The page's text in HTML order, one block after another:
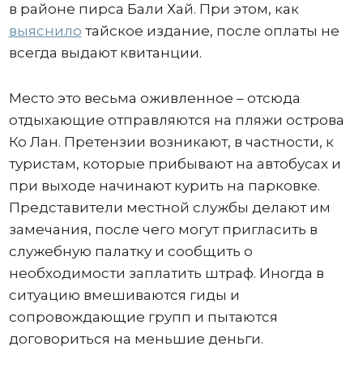
в районе пирса Бали Хай. При этом, как
выяснило тайское издание, после оплаты не
всегда выдают квитанции.
Место это весьма оживленное – отсюда
отдыхающие отправляются на пляжи острова
Ко Лан. Претензии возникают, в частности, к
туристам, которые прибывают на автобусах и
при выходе начинают курить на парковке.
Представители местной службы делают им
замечания, после чего могут пригласить в
служебную палатку и сообщить о
необходимости заплатить штраф. Иногда в
ситуацию вмешиваются гиды и
сопровождающие групп и пытаются
договориться на меньшие деньги.